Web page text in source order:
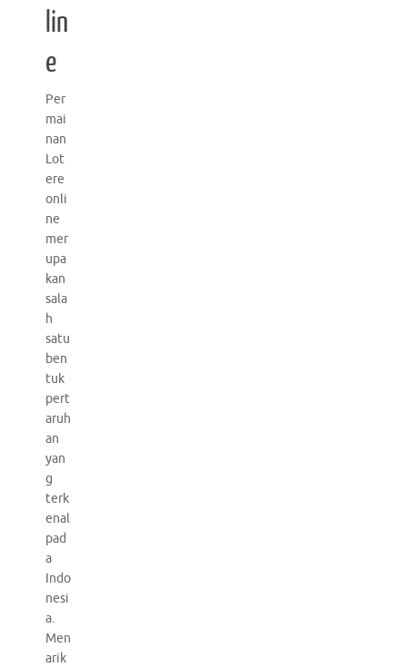
lin
e
Per
mai
nan
Lot
ere
onli
ne
mer
upa
kan
sala
h
satu
ben
tuk
pert
aruh
an
yan
g
terk
enal
pad
a
Indo
nesi
a.
Men
arik